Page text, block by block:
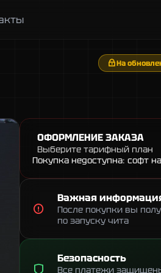
На
ОФОРМЛЕНИЕ ЗАКАЗА
Выберите тарифный план
Покупка недоступна: софт
Важная
После покупки вы
по запуску чита
Безопасность
Все платежи